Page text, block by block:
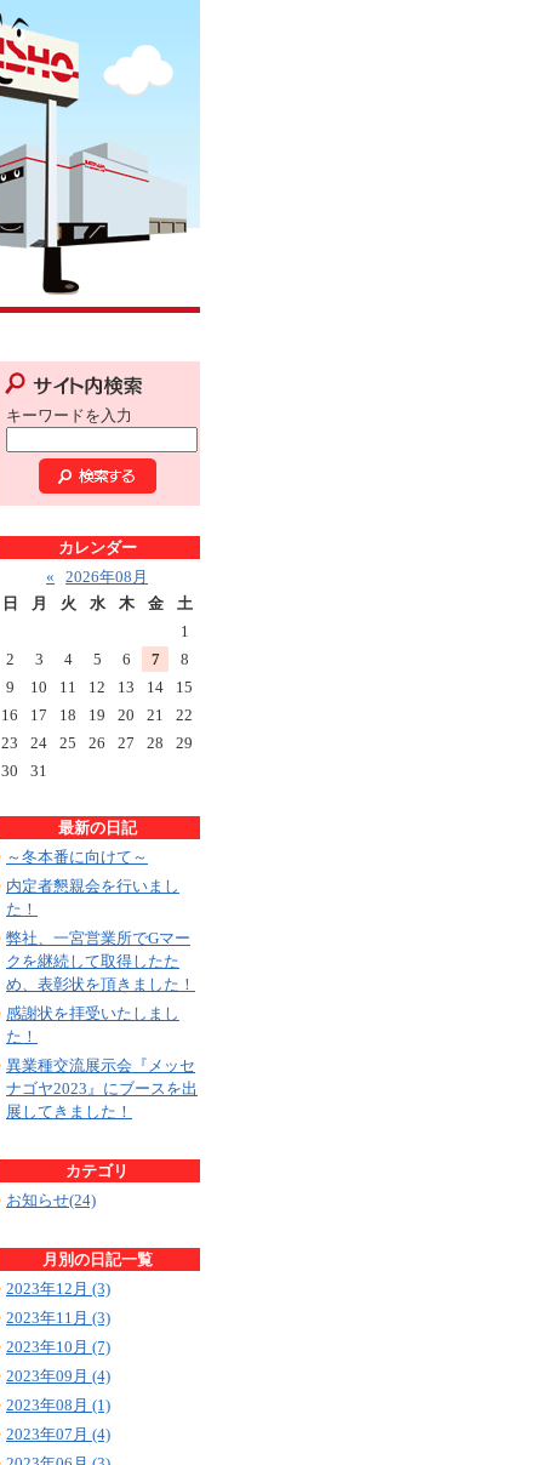
キーワードを入力
カレンダー
«
2026年08月
日
月 火 水 木 金
土
1
2
3 4 5 6 7
8
9
10 11 12 13 14
15
16
17 18 19 20 21
22
23
24 25 26 27 28
29
30
31
最新の日記
～冬本番に向けて～
内定者懇親会を行いまし
た！
弊社、一宮営業所でGマー
クを継続して取得したた
め、表彰状を頂きました！
感謝状を拝受いたしまし
た！
異業種交流展示会『メッセ
ナゴヤ2023』にブースを出
展してきました！
カテゴリ
お知らせ(24)
月別の日記一覧
2023年12月 (3)
2023年11月 (3)
2023年10月 (7)
2023年09月 (4)
2023年08月 (1)
2023年07月 (4)